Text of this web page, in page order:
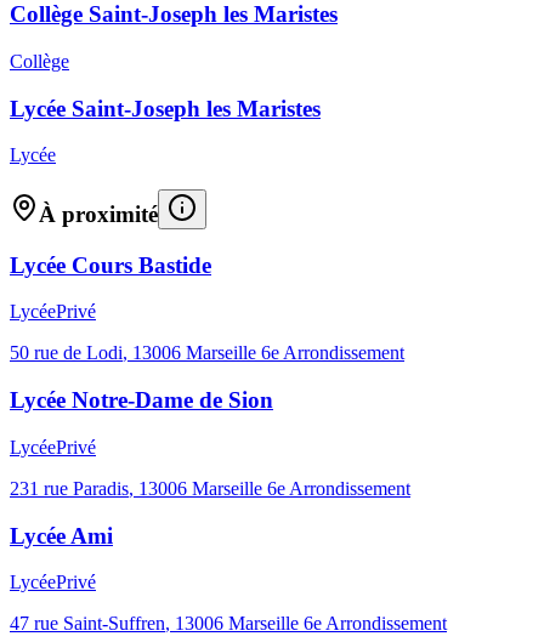
Collège Saint-Joseph les Maristes
Collège
Lycée Saint-Joseph les Maristes
Lycée
À proximité
Lycée Cours Bastide
LycéePrivé
50 rue de Lodi, 13006 Marseille 6e Arrondissement
Lycée Notre-Dame de Sion
LycéePrivé
231 rue Paradis, 13006 Marseille 6e Arrondissement
Lycée Ami
LycéePrivé
47 rue Saint-Suffren, 13006 Marseille 6e Arrondissement